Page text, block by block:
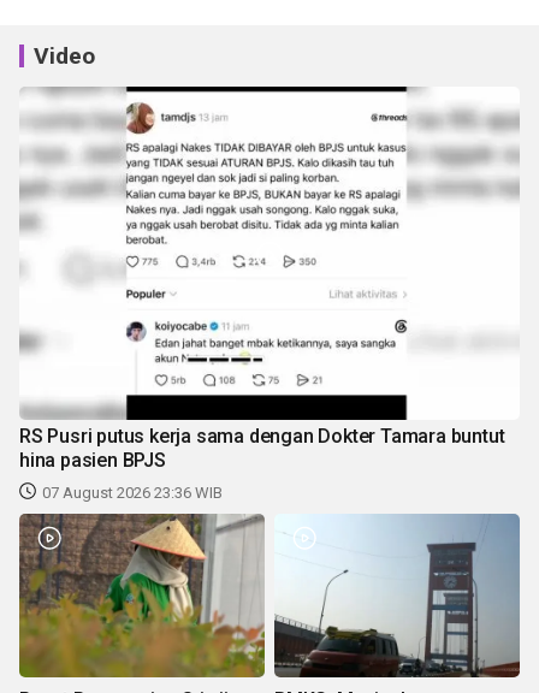
Video
RS Pusri putus kerja sama dengan Dokter Tamara buntut
hina pasien BPJS
07 August 2026 23:36 WIB